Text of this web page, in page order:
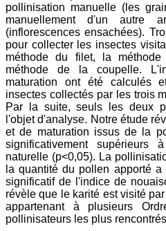
pollinisation manuelle (les
manuellement d'un autre
(inflorescences ensachées).
pour collecter les insectes
méthode du filet, la
méthode de la coupelle.
maturation ont été calculés
insectes collectés par les trois
Par la suite, seuls les deux
l'objet d'analyse. Notre étude
et de maturation issus de la
significativement
naturelle (p<0,05). La
la quantité du pollen apporté
significatif de l'indice de
révèle que le karité est visité
appartenant à plusieurs
pollinisateurs les plus